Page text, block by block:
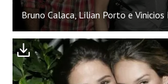
Bruno Calaca, Lilian Porto e Vinicios